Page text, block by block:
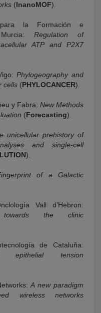
(InanoMOF).
la Formación e
Regulation of
ATP and P2X7
Phylogeography and
cells (PHYLOCANCER).
y Fabra: New Methods
(Forecasting).
unicellular prehistory of
and single-cell
).
of a Galactic
Vall d’Hebron:
the clinic
de Cataluña:
epithelial tension
A new paradigm
wireless networks